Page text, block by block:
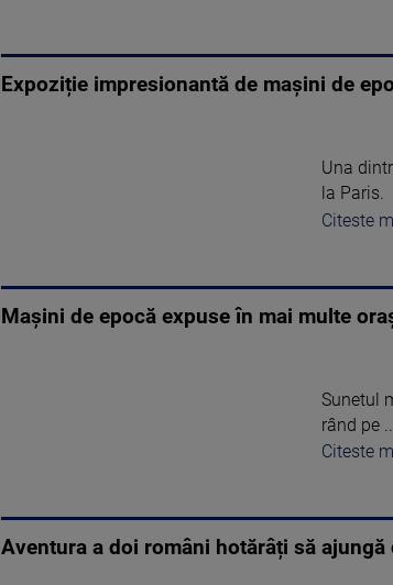
Expoziție impresionantă de mașini de
Una
la Paris.
Citeste
Mașini de epocă expuse în mai multe
Sunetul
rând pe ...
Citeste
Aventura a doi români hotărâți să